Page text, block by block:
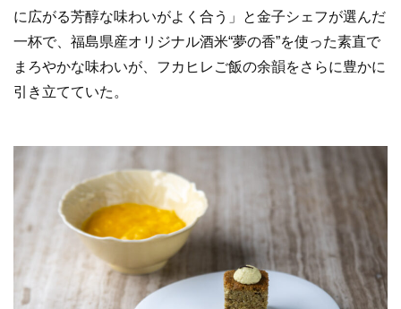
に広がる芳醇な味わいがよく合う」と金子シェフが選んだ
一杯で、福島県産オリジナル酒米“夢の香”を使った素直で
まろやかな味わいが、フカヒレご飯の余韻をさらに豊かに
引き立てていた。